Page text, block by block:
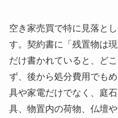
空き家売買で特に見落と
す。契約書に「残置物は
だけ書かれていると、ど
ず、後から処分費用でも
具や家電だけでなく、庭
具、物置内の荷物、仏壇